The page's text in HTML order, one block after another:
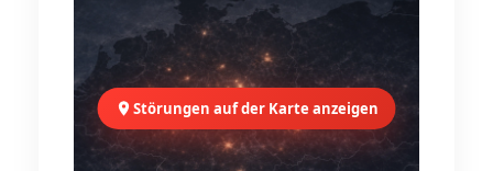
Störungen auf der Karte anzeigen